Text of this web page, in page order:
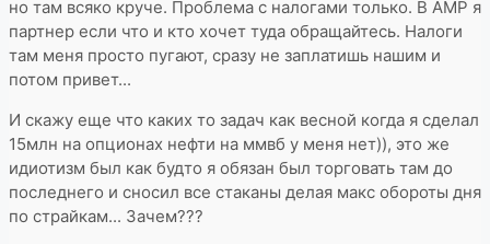
но там всяко круче. Проблема с налогами только. В AMP я
партнер если что и кто хочет туда обращайтесь. Налоги
там меня просто пугают, сразу не заплатишь нашим и
потом привет...
И скажу еще что каких то задач как весной когда я сделал
15млн на опционах нефти на ммвб у меня нет)), это же
идиотизм был как будто я обязан был торговать там до
последнего и сносил все стаканы делая макс обороты дня
по страйкам... Зачем???